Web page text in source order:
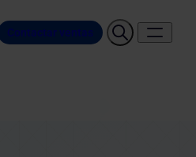
Contactar ventas